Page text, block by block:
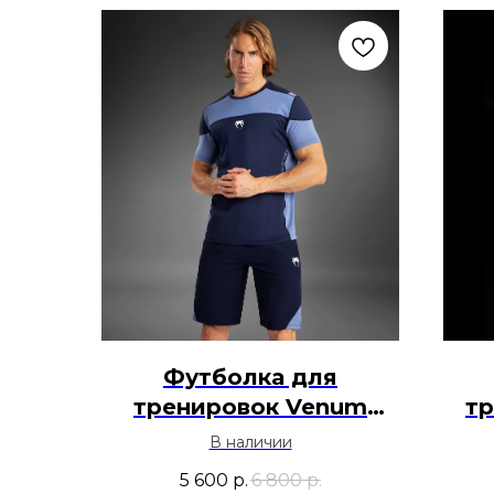
Футболка для
тренировок Venum
Tempest Dry-Tech -
Синий
В наличии
5 600 р.6 800 р.